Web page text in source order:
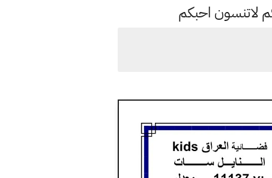
لاتنسون احبكم